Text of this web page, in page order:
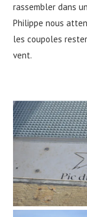
rassembler dans
Philippe nous
les coupoles
vent.